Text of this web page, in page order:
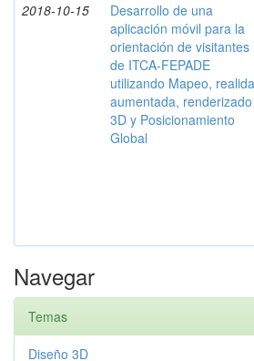
2018-10-15
Desarrollo de una
aplicación móvil para la
orientación de visitantes
de ITCA-FEPADE
utilizando Mapeo,
aumentada, renderizado
3D y Posicionamiento
Global
Navegar
Temas
Diseño 3D